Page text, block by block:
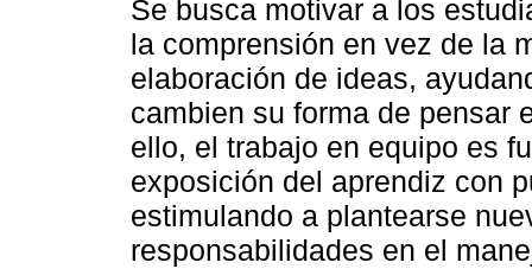
Se busca motivar a los
la comprensión en vez de la
elaboración de ideas,
cambien su forma de pensar
ello, el trabajo en equipo es
exposición del aprendiz con
estimulando a plantearse
responsabilidades en el